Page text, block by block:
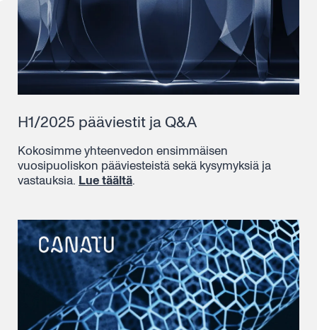
H1/2025 pääviestit ja Q&A
Kokosimme yhteenvedon ensimmäisen
vuosipuoliskon pääviesteistä sekä kysymyksiä ja
vastauksia. Lue täältä.